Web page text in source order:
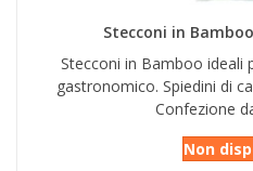
Stecconi in
Stecconi in Bamboo ideali
gastronomico. Spiedini di
Confezione
Non